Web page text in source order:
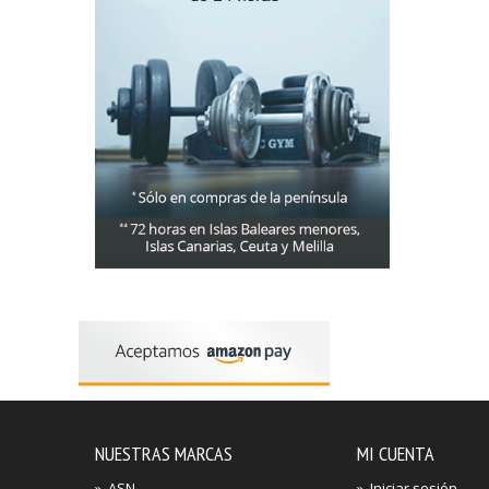
NUESTRAS MARCAS MI CUENTA